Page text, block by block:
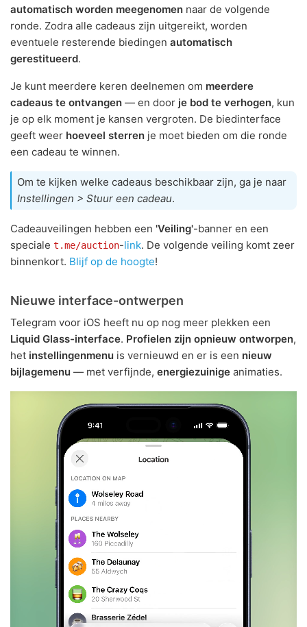
automatisch worden meegenomen naar de volgende
ronde. Zodra alle cadeaus zijn uitgereikt, worden
eventuele resterende biedingen automatisch
gerestitueerd.
Je kunt meerdere keren deelnemen om meerdere
cadeaus te ontvangen — en door je bod te verhogen, kun
je op elk moment je kansen vergroten. De biedinterface
geeft weer hoeveel sterren je moet bieden om die ronde
een cadeau te winnen.
Om te kijken welke cadeaus beschikbaar zijn, ga je naar
Instellingen > Stuur een cadeau.
Cadeauveilingen hebben een 'Veiling'-banner en een
speciale t.me/auction-link. De volgende veiling komt zeer
binnenkort. Blijf op de hoogte!
Nieuwe interface-ontwerpen
Telegram voor iOS heeft nu op nog meer plekken een
Liquid Glass-interface. Profielen zijn opnieuw ontworpen,
het instellingenmenu is vernieuwd en er is een nieuw
bijlagemenu — met verfijnde, energiezuinige animaties.